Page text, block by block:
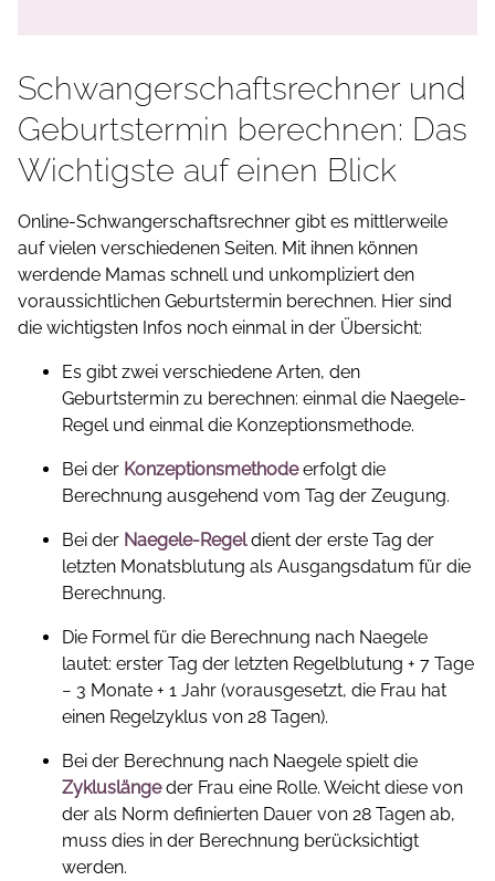
Schwangerschaftsrechner und
Geburtstermin berechnen: Das
Wichtigste auf einen Blick
Online-Schwangerschaftsrechner gibt es mittlerweile
auf vielen verschiedenen Seiten. Mit ihnen können
werdende Mamas schnell und unkompliziert den
voraussichtlichen Geburtstermin berechnen. Hier sind
die wichtigsten Infos noch einmal in der Übersicht:
Es gibt zwei verschiedene Arten, den
Geburtstermin zu berechnen: einmal die Naegele-
Regel und einmal die Konzeptionsmethode.
Bei der Konzeptionsmethodeerfolgt die
Berechnung ausgehend vom Tag der Zeugung.
Bei der Naegele-Regeldient der erste Tag der
letzten Monatsblutung als Ausgangsdatum für die
Berechnung.
Die Formel für die Berechnung nach Naegele
lautet: erster Tag der letzten Regelblutung + 7 Tage
− 3 Monate + 1 Jahr (vorausgesetzt, die Frau hat
einen Regelzyklus von 28 Tagen).
Bei der Berechnung nach Naegele spielt die
Zykluslängeder Frau eine Rolle. Weicht diese von
der als Norm definierten Dauer von 28 Tagen ab,
muss dies in der Berechnung berücksichtigt
werden.